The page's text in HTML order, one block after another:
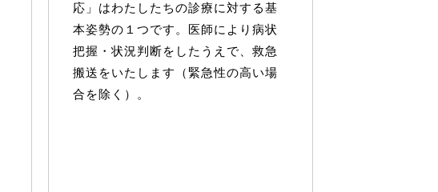
応」はわたしたちの診療に対する基
本姿勢の１つです。医師により病状
把握・状況判断をしたうえで、救急
搬送をいたします（緊急性の高い場
合を除く）。